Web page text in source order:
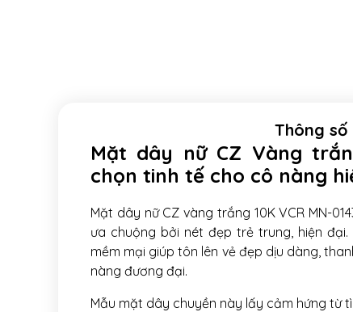
Thông
Mặt dây nữ CZ Vàng
chọn tinh tế cho cô nàng
Mặt dây nữ CZ vàng trắng 10K VCR MN-
ưa chuộng bởi nét đẹp trẻ trung, hiện
mềm mại giúp tôn lên vẻ đẹp dịu dàng,
nàng đương đại.
Mẫu mặt dây chuyền này lấy cảm hứng từ